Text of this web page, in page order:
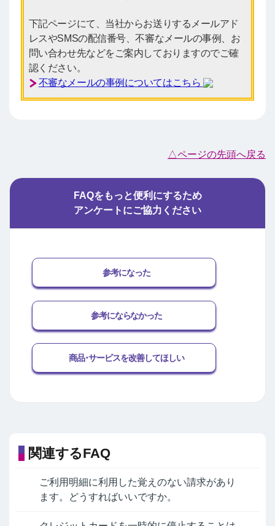
下記ページにて、当社からお送りするメールアド
レスやSMSの配信番号、不審なメールの事例、お
問い合わせ先などをご案内しておりますのでご確
認ください。
不審なメールの事例についてはこちら
△ページの先頭へ戻る
FAQをもっと便利にするため
アンケートにご協力ください
参考になった
参考にならなかった
商品･サービスを改善してほしい
関連するFAQ
ご利用明細に利用した覚えのない請求があり
ます。どうすればいいですか。